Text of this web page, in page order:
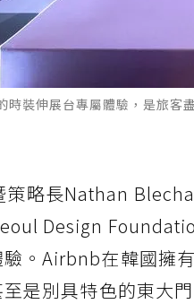
裝伸展台專屬體驗，是旅客
略長Nathan
Design
。Airbnb在韓國擁
是別具特色的東大